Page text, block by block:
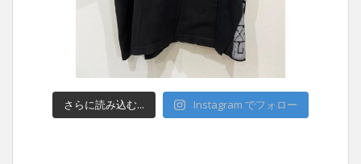
さらに読み込む... Instagram でフォロー